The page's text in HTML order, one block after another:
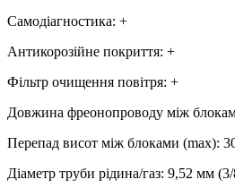
Самодіагностика: +
Антикорозійне покриття: +
Фільтр очищення повітря: +
Довжина фреонопроводу між
Перепад висот між блоками (max):
Діаметр труби рідина/газ: 9,52 мм